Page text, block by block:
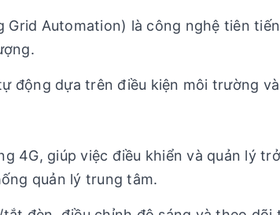
Grid Automation) là công nghệ tiên
động dựa trên điều kiện môi trường
4G, giúp việc điều khiển và quản lý
quản lý trung tâm.